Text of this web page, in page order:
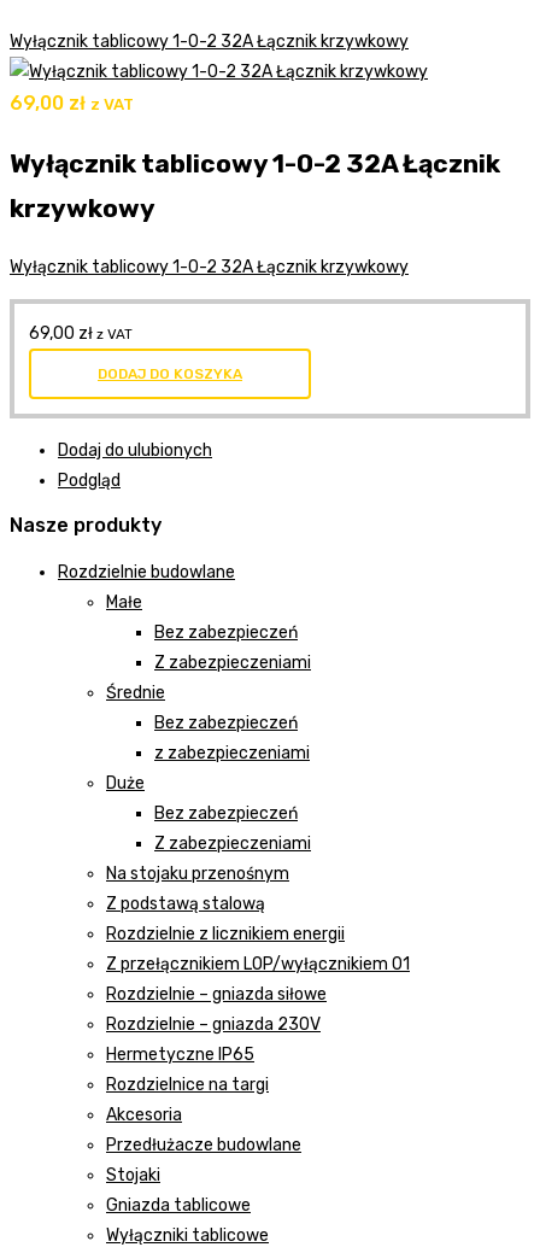
Wyłącznik tablicowy 1-0-2 32A Łącznik krzywkowy
69,00 zł z VAT
Wyłącznik tablicowy 1-0-2 32A Łącznik
krzywkowy
Wyłącznik tablicowy 1-0-2 32A Łącznik krzywkowy
69,00 zł z VAT
DODAJ DO KOSZYKA
Dodaj do ulubionych
Podgląd
Nasze produkty
Rozdzielnie budowlane
Małe
Bez zabezpieczeń
Z zabezpieczeniami
Średnie
Bez zabezpieczeń
z zabezpieczeniami
Duże
Bez zabezpieczeń
Z zabezpieczeniami
Na stojaku przenośnym
Z podstawą stalową
Rozdzielnie z licznikiem energii
Z przełącznikiem LOP/wyłącznikiem 01
Rozdzielnie – gniazda siłowe
Rozdzielnie – gniazda 230V
Hermetyczne IP65
Rozdzielnice na targi
Akcesoria
Przedłużacze budowlane
Stojaki
Gniazda tablicowe
Wyłączniki tablicowe